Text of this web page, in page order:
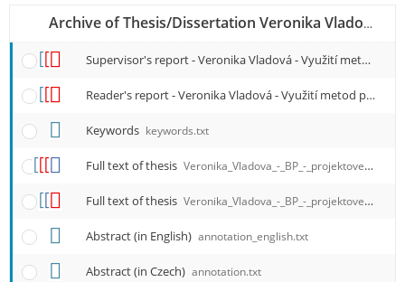
Archive of Thesis/Dissertation Veronika Vladová ESF B-PEM BPEM01
Supervisor's report - Veronika Vladová - Využití metod projektového řízení (případová studie)
Reader's report - Veronika Vladová - Využití metod projektového řízení (případová studie)
Keywords keywords.txt
Full text of thesis Veronika_Vladova_-_BP_-_projektove_riadenie_metody_ppagizqi.FINALNA_Verzia.docx
Full text of thesis Veronika_Vladova_-_BP_-_projektove_riadenie_metody_docgltqx.FINALNA_Verzia.pdf
Abstract (in English) annotation_english.txt
Abstract (in Czech) annotation.txt